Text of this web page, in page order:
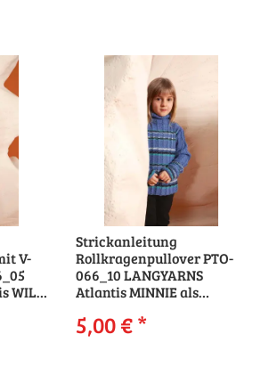
V-
WILL
Strickanleitung
Rollkragenpullover PTO-
066_10 LANGYARNS
Atlantis MINNIE als
5,00 €*